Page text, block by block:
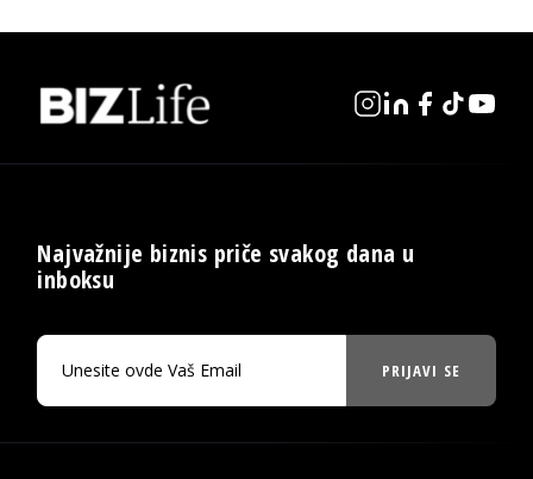
Najvažnije biznis priče svakog dana u
inboksu
PRIJAVI SE